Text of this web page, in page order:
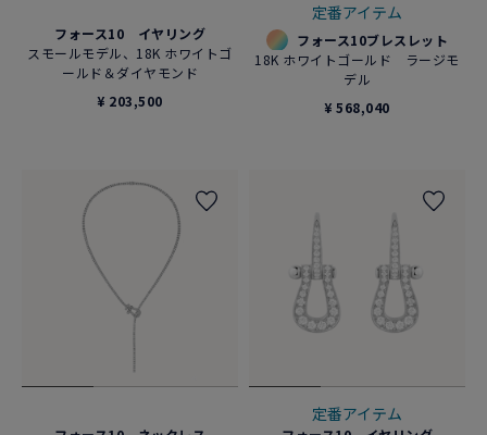
フォース10 イヤリング
スモールモデル、18K ホワイトゴ
ールド＆ダイヤモンド
¥ 203,500
定番アイテム
フォース10ブレスレット
18K ホワイトゴールド ラージモ
デル
¥ 568,040
定番アイテム